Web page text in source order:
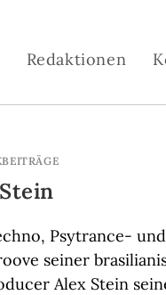
Redaktionen
Psytrance-
seiner
Alex Stein